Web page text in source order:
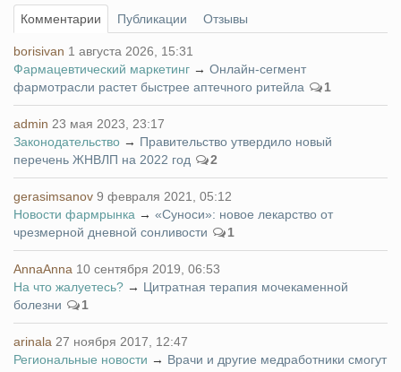
Комментарии Публикации Отзывы
borisivan 1 августа 2026, 15:31
Фармацевтический маркетинг → Онлайн-сегмент
фармотрасли растет быстрее аптечного ритейла
1
admin 23 мая 2023, 23:17
Законодательство → Правительство утвердило новый
перечень ЖНВЛП на 2022 год
2
gerasimsanov 9 февраля 2021, 05:12
Новости фармрынка → «Суноси»: новое лекарство от
чрезмерной дневной сонливости
1
AnnaAnna 10 сентября 2019, 06:53
На что жалуетесь? → Цитратная терапия мочекаменной
болезни
1
arinala 27 ноября 2017, 12:47
Региональные новости → Врачи и другие медработники смогут